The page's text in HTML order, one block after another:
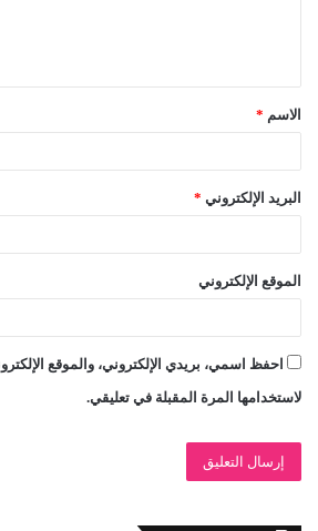
ق
*الاسم *
البريد الإلكتروني *
الموقع الإلكتروني
احفظ اسمي، بريدي الإلكتروني، والموقع
لاستخدامها المرة المقبلة في تعليقي.